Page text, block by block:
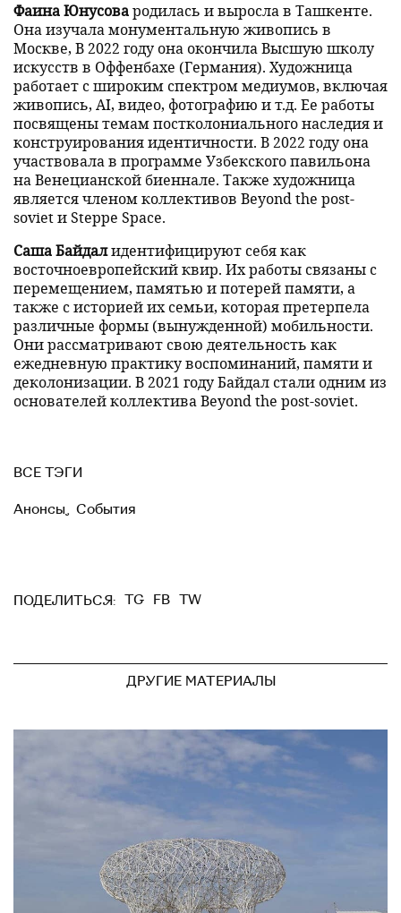
Фаина Юнусовародилась и выросла в Ташкенте.
Она изучала монументальную живопись в
Москве, В 2022 году она окончила Высшую школу
искусств в Оффенбахе (Германия). Художница
работает с широким спектром медиумов, включая
живопись, AI, видео, фотографию и т.д. Ее работы
посвящены темам постколониального наследия и
конструирования идентичности. В 2022 году она
участвовала в программе Узбекского павильона
на Венецианской биеннале. Также художница
является членом коллективов Beyond the post-
soviet и Steppe Space.
Саша Байдалидентифицируют себя как
восточноевропейский квир. Их работы связаны с
перемещением, памятью и потерей памяти, а
также с историей их семьи, которая претерпела
различные формы (вынужденной) мобильности.
Они рассматривают свою деятельность как
ежедневную практику воспоминаний, памяти и
деколонизации. В 2021 году Байдал стали одним из
основателей коллектива Beyond the post-soviet.
ВСЕ ТЭГИ
Анонсы, События
ПОДЕЛИТЬСЯ: TG FB TW
ДРУГИЕ МАТЕРИАЛЫ